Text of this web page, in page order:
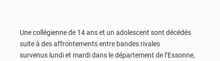
Une collégienne de 14 ans et un adolescent sont décédés
suite à des affrontements entre bandes rivales
survenus lundi et mardi dans le département de l’Essonne,